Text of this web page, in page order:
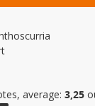
average:3,25